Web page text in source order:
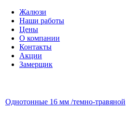
Жалюзи
Наши работы
Цены
О компании
Контакты
Акции
Замерщик
Однотонные 16 мм /темно-травяной